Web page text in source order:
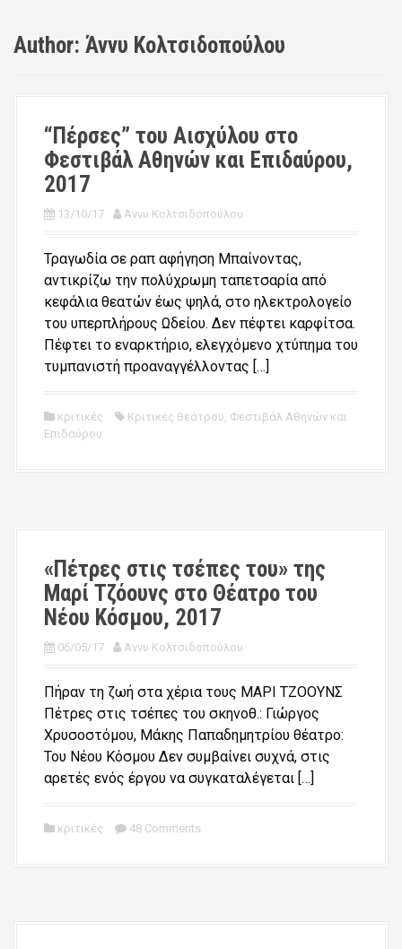
Author: Άννυ Κολτσιδοπούλου
“Πέρσες” του Αισχύλου στο
Φεστιβάλ Αθηνών και Επιδαύρου,
2017
13/10/17 Άννυ Κολτσιδοπούλου
Τραγωδία σε ραπ αφήγηση Μπαίνοντας,
αντικρίζω την πολύχρωμη ταπετσαρία από
κεφάλια θεατών έως ψηλά, στο ηλεκτρολογείο
του υπερπλήρους Ωδείου. Δεν πέφτει καρφίτσα.
Πέφτει το εναρκτήριο, ελεγχόμενο χτύπημα του
τυμπανιστή προαναγγέλλοντας […]
κριτικές Κριτικές θεάτρου Φεστιβάλ Αθηνών και
Επιδαύρου
«Πέτρες στις τσέπες του» της
Μαρί Τζόουνς στο Θέατρο του
Νέου Κόσμου, 2017
06/05/17 Άννυ Κολτσιδοπούλου
Πήραν τη ζωή στα χέρια τους ΜΑΡΙ ΤΖΟΟΥΝΣ
Πέτρες στις τσέπες του σκηνοθ.: Γιώργος
Χρυσοστόμου, Μάκης Παπαδημητρίου θέατρο:
Του Νέου Κόσμου Δεν συμβαίνει συχνά, στις
αρετές ενός έργου να συγκαταλέγεται […]
κριτικές 48 Comments